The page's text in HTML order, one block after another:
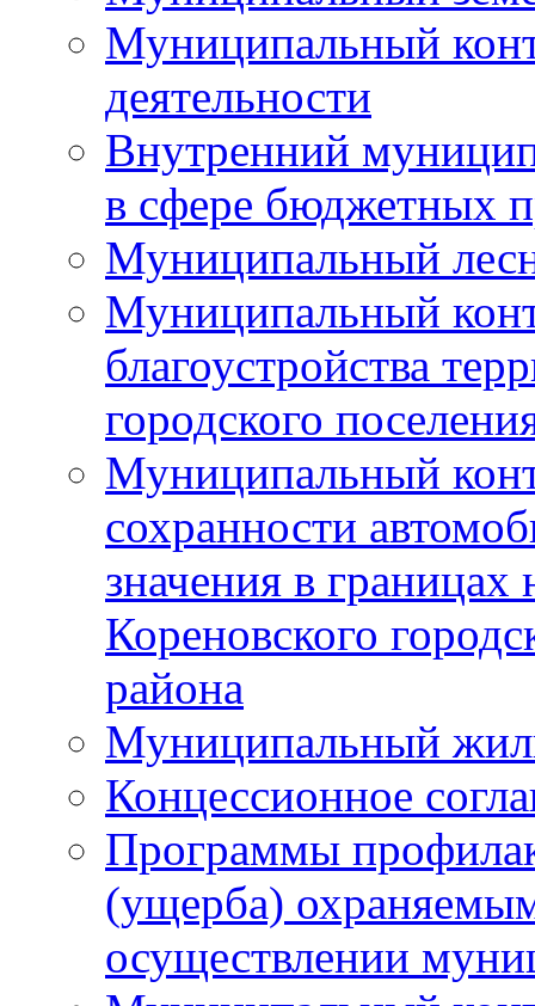
Муниципальный
деятельности
Внутренний
в сфере бюджетных
Муниципальный
Муниципальный
благоустройства
городского
Муниципальный
сохранности
значения в
Кореновского
района
Муниципальный
Концессионное
Программы
(ущерба)
осуществлении